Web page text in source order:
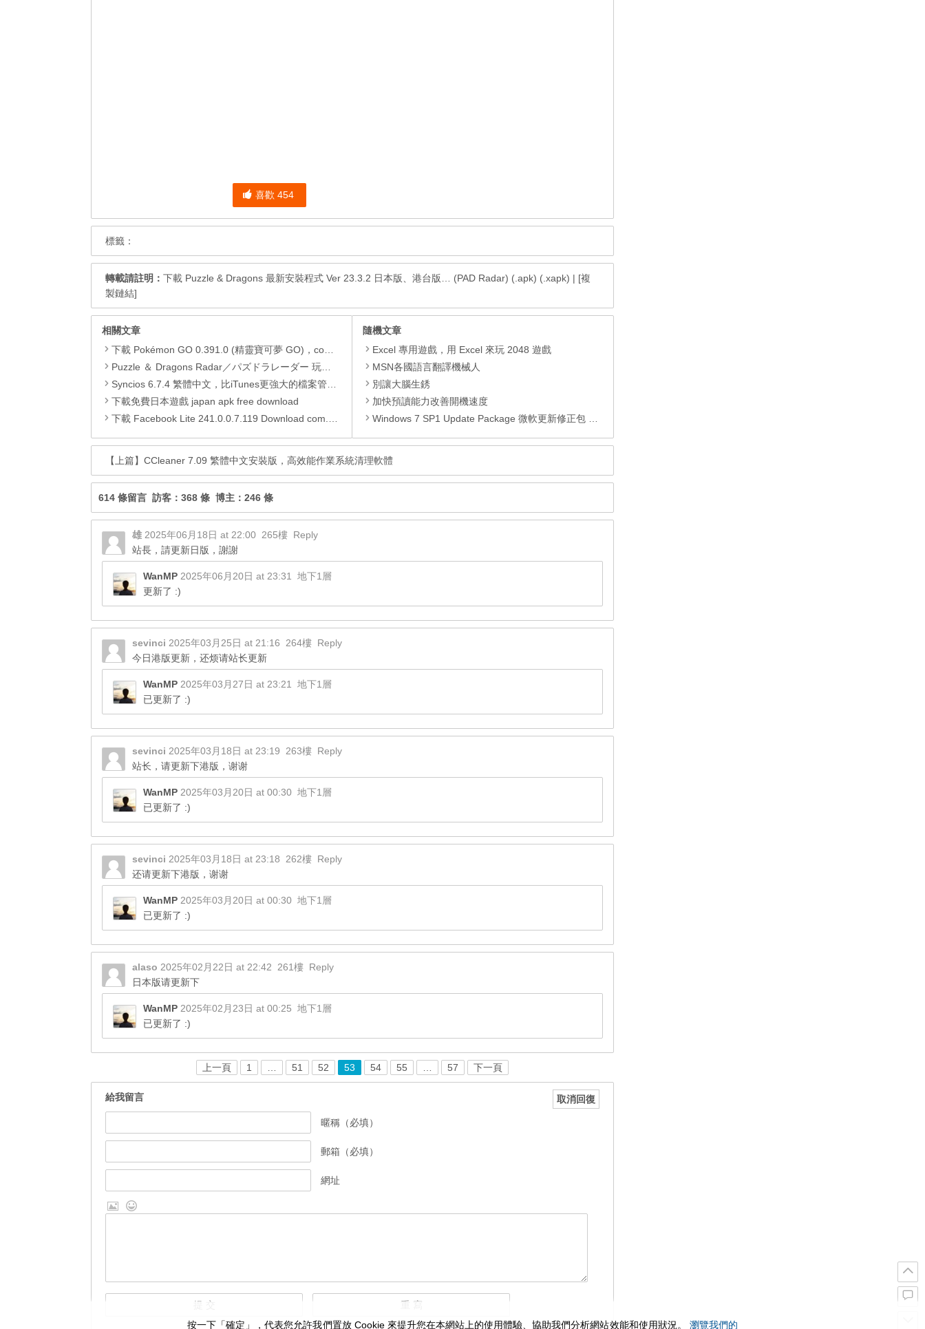
喜歡 454
標籤：
轉載請註明： 下載 Puzzle & Dragons 最新安裝程式 Ver 23.3.2 日本版、港台版… (PAD Radar) (.apk) (.xapk) | [複
製鏈結]
相關文章
下載 Pokémon GO 0.391.0 (精靈寶可夢 GO)，com.nianticlabs.pokemongo (.apk) (.xapk)
Puzzle ＆ Dragons Radar／パズドラレーダー 玩法及連動方法
Syncios 6.7.4 繁體中文，比iTunes更強大的檔案管理兼影片轉檔工具
下載免費日本遊戲 japan apk free download
下載 Facebook Lite 241.0.0.7.119 Download com.facebook.lite APK
隨機文章
Excel 專用遊戲，用 Excel 來玩 2048 遊戲
MSN各國語言翻譯機械人
別讓大腦生銹
加快預讀能力改善開機速度
Windows 7 SP1 Update Package 微軟更新修正包 (2013.07月份)
【上篇】 CCleaner 7.09 繁體中文安裝版，高效能作業系統清理軟體
614 條留言 訪客：368 條 博主：246 條
雄 2025年06月18日 at 22:00 265樓 Reply
站長，請更新日版，謝謝
WanMP 2025年06月20日 at 23:31
地下1層
更新了 :)
sevinci 2025年03月25日 at 21:16 264樓 Reply
今日港版更新，还烦请站长更新
WanMP 2025年03月27日 at 23:21
地下1層
已更新了 :)
sevinci 2025年03月18日 at 23:19 263樓 Reply
站长，请更新下港版，谢谢
WanMP 2025年03月20日 at 00:30 地下1層
已更新了 :)
sevinci 2025年03月18日 at 23:18 262樓 Reply
还请更新下港版，谢谢
WanMP 2025年03月20日 at 00:30 地下1層
已更新了 :)
alaso 2025年02月22日 at 22:42 261樓 Reply
日本版请更新下
WanMP 2025年02月23日 at 00:25 地下1層
已更新了 :)
上一頁 1 51 52 53 54 55 57 下一頁
給我留言 取消回復
暱稱（必填）
郵箱（必填）
網址
按一下「確定」，代表您允許我們置放 Cookie 來提升您在本網站上的使用體驗、協助我們分析網站效能和使用狀況。 瀏覽我們的